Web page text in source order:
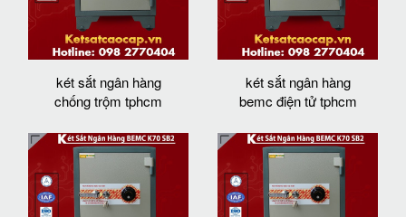
két sắt ngân hàng
chống trộm tphcm
két sắt ngân hàng
bemc điện tử tphcm